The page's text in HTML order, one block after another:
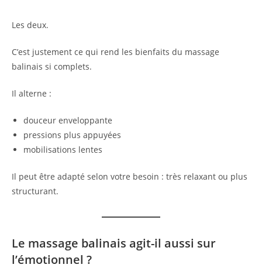
Les deux.
C’est justement ce qui rend les bienfaits du massage
balinais si complets.
Il alterne :
douceur enveloppante
pressions plus appuyées
mobilisations lentes
Il peut être adapté selon votre besoin : très relaxant ou plus
structurant.
Le massage balinais agit-il aussi sur
l’émotionnel ?